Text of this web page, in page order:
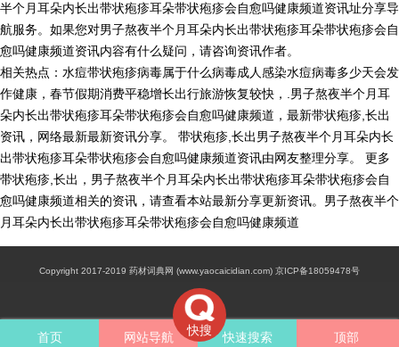
半个月耳朵内长出带状疱疹耳朵带状疱疹会自愈吗健康频道资讯址分享导
航服务。如果您对男子熬夜半个月耳朵内长出带状疱疹耳朵带状疱疹会自
愈吗健康频道资讯内容有什么疑问，请咨询资讯作者。
相关热点：水痘带状疱疹病毒属于什么病毒成人感染水痘病毒多少天会发
作健康，春节假期消费平稳增长出行旅游恢复较快，.男子熬夜半个月耳
朵内长出带状疱疹耳朵带状疱疹会自愈吗健康频道，最新带状疱疹,长出
资讯，网络最新最新资讯分享。 带状疱疹,长出男子熬夜半个月耳朵内长
出带状疱疹耳朵带状疱疹会自愈吗健康频道资讯由网友整理分享。 更多
带状疱疹,长出，男子熬夜半个月耳朵内长出带状疱疹耳朵带状疱疹会自
愈吗健康频道相关的资讯，请查看本站最新分享更新资讯。男子熬夜半个
月耳朵内长出带状疱疹耳朵带状疱疹会自愈吗健康频道
快搜
首页 网站导航 快速搜索 顶部
Copyright 2017-2019 药材词典网 (www.yaocaicidian.com) 京ICP备18059478号